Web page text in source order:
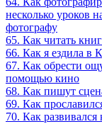
несколько уроков
фотографу
65. Как читать
66. Как я ездила в
67. Как обрести
помощью кино
68. Как пишут
69. Как
70. Как